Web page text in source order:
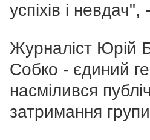
успіхів і
Журналіст Юрій
Собко - єдиний
насмілився
затримання